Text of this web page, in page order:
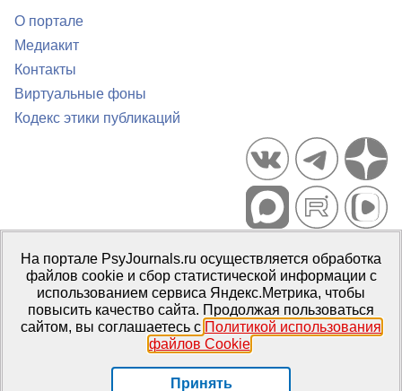
О портале
Медиакит
Контакты
Виртуальные фоны
Кодекс этики публикаций
Портал психологических изданий PsyJournals.ru, 2007–2026
Правила использования материалов
Свидетельство регистрации СМИЭл № ФС77-66447 от 14 июля
2016 г.
Издатель: ФГБОУ ВО МГППУ
На портале PsyJournals.ru осуществляется обработка
файлов cookie и сбор статистической информации с
использованием сервиса Яндекс.Метрика, чтобы
повысить качество сайта. Продолжая пользоваться
сайтом, вы соглашаетесь с Политикой использования
файлов Cookie.
Принять